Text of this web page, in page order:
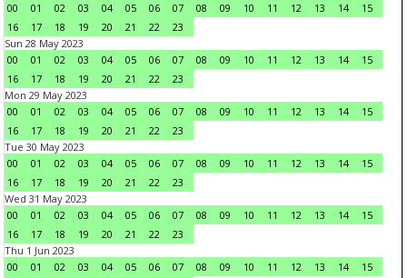
00
01 02 03 04 05 06 07 08 09 10 11 12 13 14
15
16
17 18 19 20 21 22
23
Sun 28 May 2023
00
01 02 03 04 05 06 07 08 09 10 11 12 13 14
15
16
17 18 19 20 21 22
23
Mon 29 May 2023
00
01 02 03 04 05 06 07 08 09 10 11 12 13 14
15
16
17 18 19 20 21 22
23
Tue 30 May 2023
00
01 02 03 04 05 06 07 08 09 10 11 12 13 14
15
16
17 18 19 20 21 22
23
Wed 31 May 2023
00
01 02 03 04 05 06 07 08 09 10 11 12 13 14
15
16
17 18 19 20 21 22
23
Thu 1 Jun 2023
00
01 02 03 04 05 06 07 08 09 10 11 12 13 14
15